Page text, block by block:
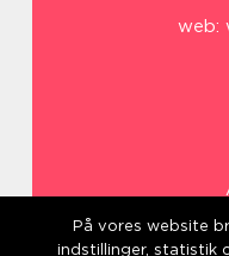
web:
På vores website
indstillinger, statistik